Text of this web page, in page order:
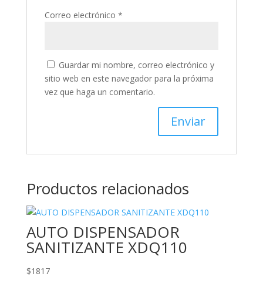
Correo electrónico *
Guardar mi nombre, correo electrónico y
sitio web en este navegador para la próxima
vez que haga un comentario.
Productos relacionados
AUTO DISPENSADOR
SANITIZANTE XDQ110
$1817